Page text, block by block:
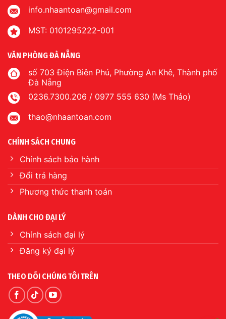
info.nhaantoan@gmail.com
MST: 0101295222-001
VĂN PHÒNG ĐÀ NẴNG
số 703 Điện Biên Phủ, Phường An Khê, Thành phố
Đà Nẵng
0236.7300.206 / 0977 555 630 (Ms Thảo)
thao@nhaantoan.com
CHÍNH SÁCH CHUNG
Chính sách bảo hành
Đổi trả hàng
Phương thức thanh toán
DÀNH CHO ĐẠI LÝ
Chính sách đại lý
Đăng ký đại lý
THEO DÕI CHÚNG TÔI TRÊN